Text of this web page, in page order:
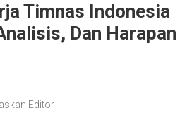
Timnas Indonesia
Dan Harapan
Editor